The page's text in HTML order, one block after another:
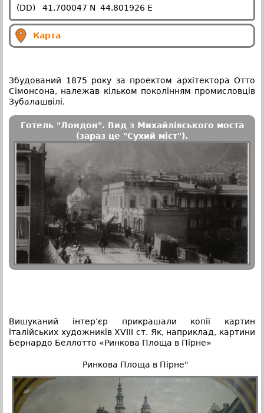
(DD) 41.700047 N 44.801926 E
Карта
Збудований 1875 року за проектом архітектора Отто
Сімонсона, належав кільком поколінням промисловців
Зубалашвілі.
Готель "Лондон". Вид з Михайлівського моста
(зараз це "Сухий міст").
Вишуканий інтер’єр прикрашали копії картин
італійських художників XVIII ст. Як, наприклад, картини
Бернардо Беллотто «Ринкова Площа в Пірне»
Ринкова Площа в Пірне"